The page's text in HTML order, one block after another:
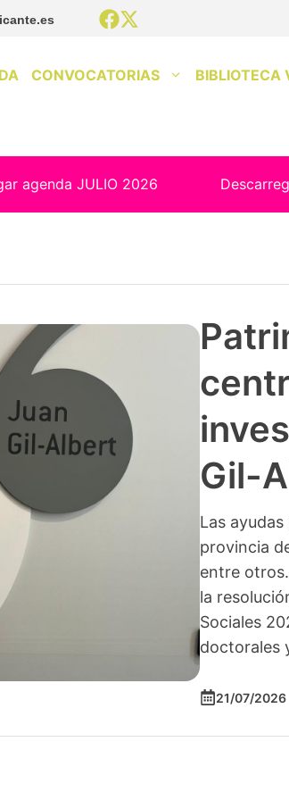
CONVOCATORIAS BIBLIOTECA
agenda JULIO 2026
Gil-
Las
provincia
entre
la
Sociales
doctorales
21/07/2026